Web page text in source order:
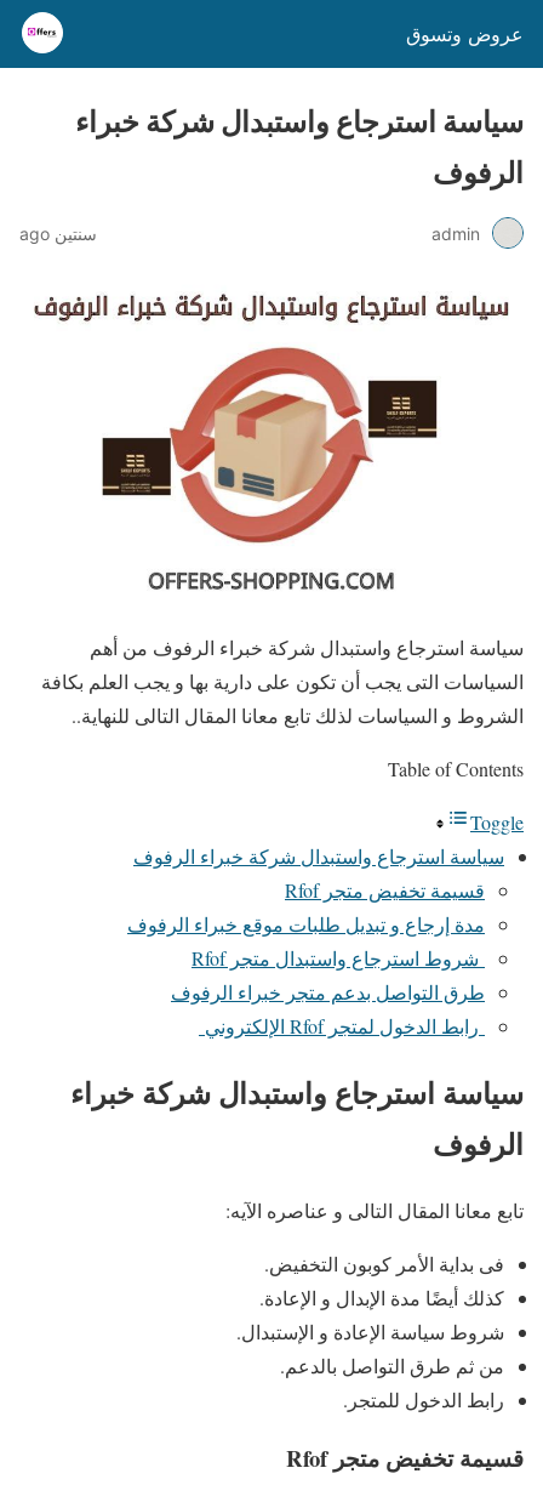
عروض وتسوق
سياسة استرجاع واستبدال شركة خبراء
الرفوف
admin سنتين ago
سياسة استرجاع واستبدال شركة خبراء الرفوف من أهم
السياسات التى يجب أن تكون على دارية بها و يجب العلم بكافة
الشروط و السياسات لذلك تابع معانا المقال التالى للنهاية..
Table of Contents
Toggle
سياسة استرجاع واستبدال شركة خبراء الرفوف
قسيمة تخفيض متجر Rfof
مدة إرجاع و تبديل طلبات موقع خبراء الرفوف
شروط استرجاع واستبدال متجر Rfof
طرق التواصل بدعم متجر خبراء الرفوف
رابط الدخول لمتجر Rfof الإلكتروني
سياسة استرجاع واستبدال شركة خبراء
الرفوف
تابع معانا المقال التالى و عناصره الآيه:
فى بداية الأمر كوبون التخفيض.
كذلك أيضًا مدة الإبدال و الإعادة.
شروط سياسة الإعادة و الإستبدال.
من ثم طرق التواصل بالدعم.
رابط الدخول للمتجر.
قسيمة تخفيض متجرRfof